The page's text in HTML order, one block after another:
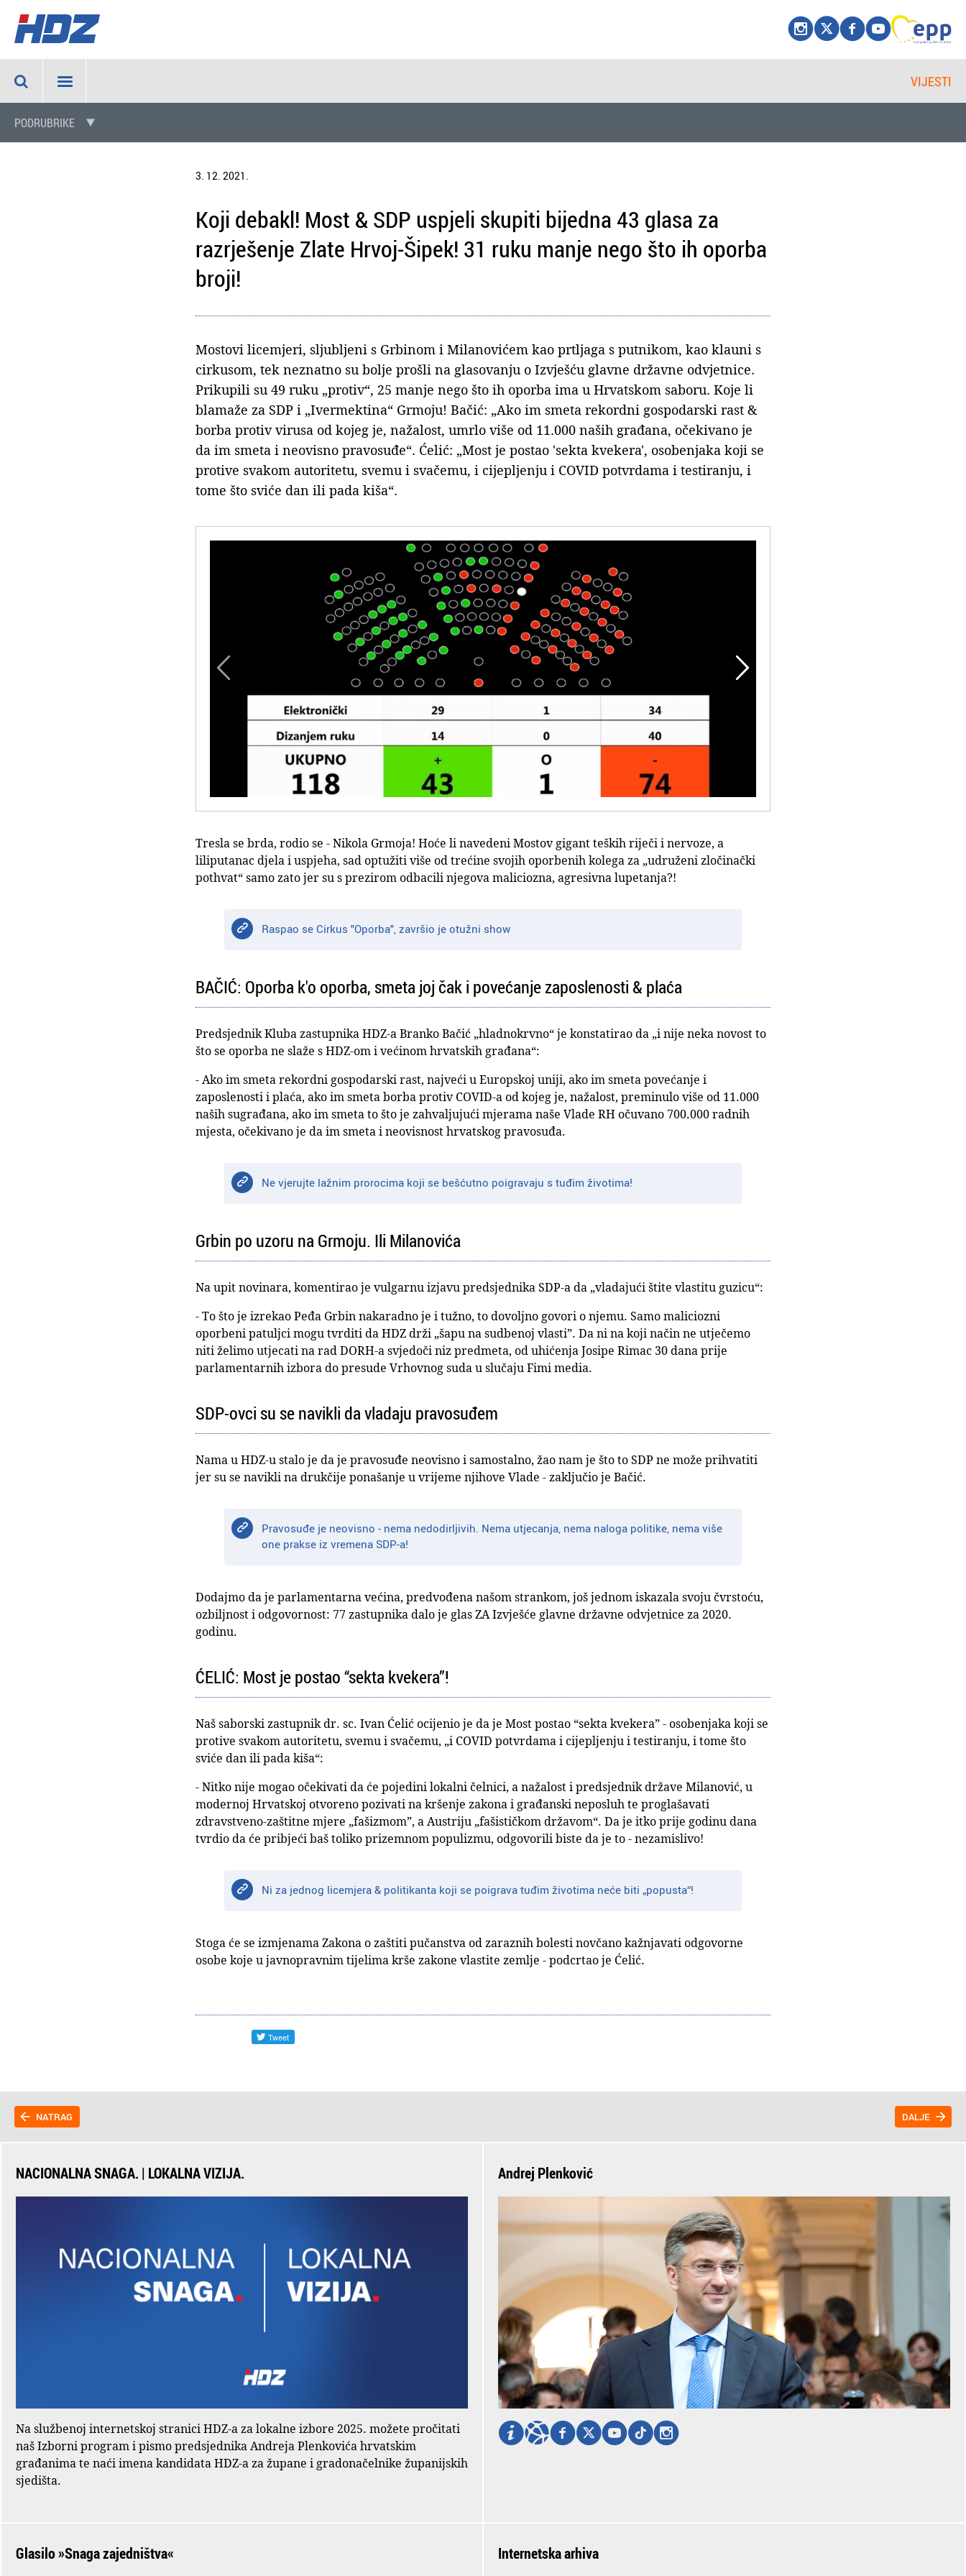
VIJESTI
PODRUBRIKE
3. 12. 2021.
Koji debakl! Most & SDP uspjeli skupiti bijedna 43 glasa za
razrješenje Zlate Hrvoj-Šipek! 31 ruku manje nego što ih oporba
broji!
Mostovi licemjeri, sljubljeni s Grbinom i Milanovićem kao prtljaga s putnikom, kao klauni s
cirkusom, tek neznatno su bolje prošli na glasovanju o Izvješću glavne državne odvjetnice.
Prikupili su 49 ruku „protiv“, 25 manje nego što ih oporba ima u Hrvatskom saboru. Koje li
blamaže za SDP i „Ivermektina“ Grmoju! Bačić: „Ako im smeta rekordni gospodarski rast &
borba protiv virusa od kojeg je, nažalost, umrlo više od 11.000 naših građana, očekivano je
da im smeta i neovisno pravosuđe“. Ćelić: „Most je postao 'sekta kvekera', osobenjaka koji se
protive svakom autoritetu, svemu i svačemu, i cijepljenju i COVID potvrdama i testiranju, i
tome što sviće dan ili pada kiša“.


Tresla se brda, rodio se - Nikola Grmoja! Hoće li navedeni Mostov gigant teških riječi i nervoze, a
liliputanac djela i uspjeha, sad optužiti više od trećine svojih oporbenih kolega za „udruženi zločinački
pothvat“ samo zato jer su s prezirom odbacili njegova maliciozna, agresivna lupetanja?!
Raspao se Cirkus "Oporba", završio je otužni show
BAČIĆ: Oporba k'o oporba, smeta joj čak i povećanje zaposlenosti & plaća
Predsjednik Kluba zastupnika HDZ-a Branko Bačić „hladnokrvno“ je konstatirao da „i nije neka novost to
što se oporba ne slaže s HDZ-om i većinom hrvatskih građana“:
- Ako im smeta rekordni gospodarski rast, najveći u Europskoj uniji, ako im smeta povećanje i
zaposlenosti i plaća, ako im smeta borba protiv COVID-a od kojeg je, nažalost, preminulo više od 11.000
naših sugrađana, ako im smeta to što je zahvaljujući mjerama naše Vlade RH očuvano 700.000 radnih
mjesta, očekivano je da im smeta i neovisnost hrvatskog pravosuđa.
Ne vjerujte lažnim prorocima koji se bešćutno poigravaju s tuđim životima!
Grbin po uzoru na Grmoju. Ili Milanovića
Na upit novinara, komentirao je vulgarnu izjavu predsjednika SDP-a da „vladajući štite vlastitu guzicu“:
- To što je izrekao Peđa Grbin nakaradno je i tužno, to dovoljno govori o njemu. Samo maliciozni
oporbeni patuljci mogu tvrditi da HDZ drži „šapu na sudbenoj vlasti”. Da ni na koji način ne utječemo
niti želimo utjecati na rad DORH-a svjedoči niz predmeta, od uhićenja Josipe Rimac 30 dana prije
parlamentarnih izbora do presude Vrhovnog suda u slučaju Fimi media.
SDP-ovci su se navikli da vladaju pravosuđem
Nama u HDZ-u stalo je da je pravosuđe neovisno i samostalno, žao nam je što to SDP ne može prihvatiti
jer su se navikli na drukčije ponašanje u vrijeme njihove Vlade - zaključio je Bačić.
Pravosuđe je neovisno - nema nedodirljivih. Nema utjecanja, nema naloga politike, nema više
one prakse iz vremena SDP-a!
Dodajmo da je parlamentarna većina, predvođena našom strankom, još jednom iskazala svoju čvrstoću,
ozbiljnost i odgovornost: 77 zastupnika dalo je glas ZA Izvješće glavne državne odvjetnice za 2020.
godinu.
ĆELIĆ: Most je postao “sekta kvekera”!
Naš saborski zastupnik dr. sc. Ivan Ćelić ocijenio je da je Most postao “sekta kvekera” - osobenjaka koji se
protive svakom autoritetu, svemu i svačemu, „i COVID potvrdama i cijepljenju i testiranju, i tome što
sviće dan ili pada kiša“:
- Nitko nije mogao očekivati da će pojedini lokalni čelnici, a nažalost i predsjednik države Milanović, u
modernoj Hrvatskoj otvoreno pozivati na kršenje zakona i građanski neposluh te proglašavati
zdravstveno-zaštitne mjere „fašizmom”, a Austriju „fašističkom državom“. Da je itko prije godinu dana
tvrdio da će pribjeći baš toliko prizemnom populizmu, odgovorili biste da je to - nezamislivo!
Ni za jednog licemjera & politikanta koji se poigrava tuđim životima neće biti „popusta“!
Stoga će se izmjenama Zakona o zaštiti pučanstva od zaraznih bolesti novčano kažnjavati odgovorne
osobe koje u javnopravnim tijelima krše zakone vlastite zemlje - podcrtao je Ćelić.
NATRAG DALJE
NACIONALNA SNAGA. | LOKALNA VIZIJA.
Na službenoj internetskoj stranici HDZ-a za lokalne izbore 2025. možete pročitati
naš Izborni program i pismo predsjednika Andreja Plenkovića hrvatskim
građanima te naći imena kandidata HDZ-a za župane i gradonačelnike županijskih
sjedišta.
Andrej Plenković
Glasilo »Snaga zajedništva« Internetska arhiva